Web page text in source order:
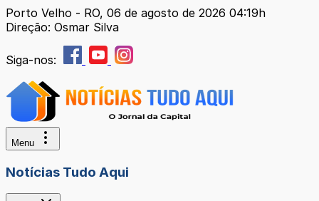
Porto Velho - RO, 06 de agosto de 2026 04:19h
Direção: Osmar Silva
Siga-nos:
Menu
Notícias Tudo Aqui